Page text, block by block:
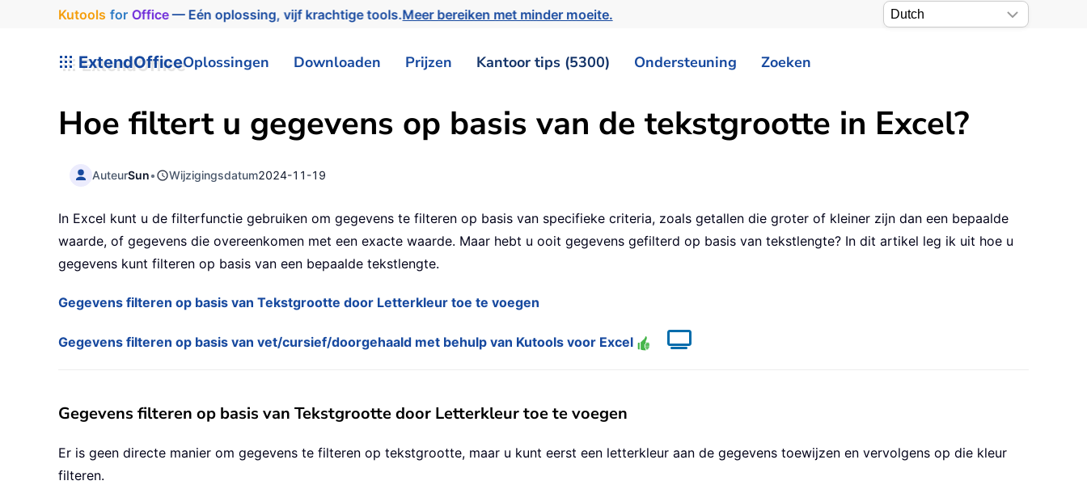
Kutools for Office— Eén oplossing, vijf krachtige tools.Meer bereiken met minder moeite.
ExtendOfficeOplossingen Downloaden Prijzen Kantoor tips (5300) Ondersteuning Zoeken
Hoe filtert u gegevens op basis van de tekstgrootte in Excel?
AuteurSun• Wijzigingsdatum2024-11-19
In Excel kunt u de filterfunctie gebruiken om gegevens te filteren op basis van specifieke criteria, zoals getallen die groter of kleiner zijn dan een bepaalde
waarde, of gegevens die overeenkomen met een exacte waarde. Maar hebt u ooit gegevens gefilterd op basis van tekstlengte? In dit artikel leg ik uit hoe u
gegevens kunt filteren op basis van een bepaalde tekstlengte.
Gegevens filteren op basis van Tekstgrootte door Letterkleur toe te voegen
Gegevens filteren op basis van vet/cursief/doorgehaald met behulp van Kutools voor Excel
Gegevens filteren op basis van Tekstgrootte door Letterkleur toe te voegen
Er is geen directe manier om gegevens te filteren op tekstgrootte, maar u kunt eerst een letterkleur aan de gegevens toewijzen en vervolgens op die kleur
filteren.